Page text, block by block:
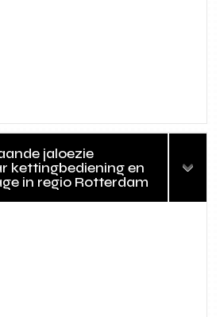
jaloezie
kettingbediening en
in regio Rotterdam